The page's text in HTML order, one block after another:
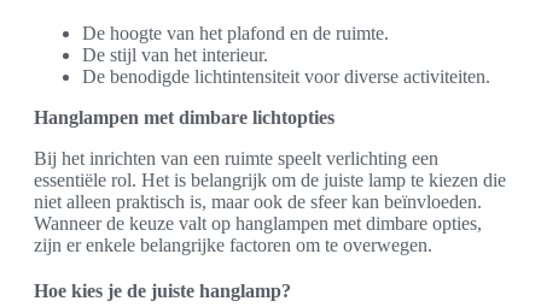
De hoogte van het plafond en de ruimte.
De stijl van het interieur.
De benodigde lichtintensiteit voor diverse activiteiten.
Hanglampen met dimbare lichtopties
Bij het inrichten van een ruimte speelt verlichting een
essentiële rol. Het is belangrijk om de juiste lamp te kiezen die
niet alleen praktisch is, maar ook de sfeer kan beïnvloeden.
Wanneer de keuze valt op hanglampen met dimbare opties,
zijn er enkele belangrijke factoren om te overwegen.
Hoe kies je de juiste hanglamp?